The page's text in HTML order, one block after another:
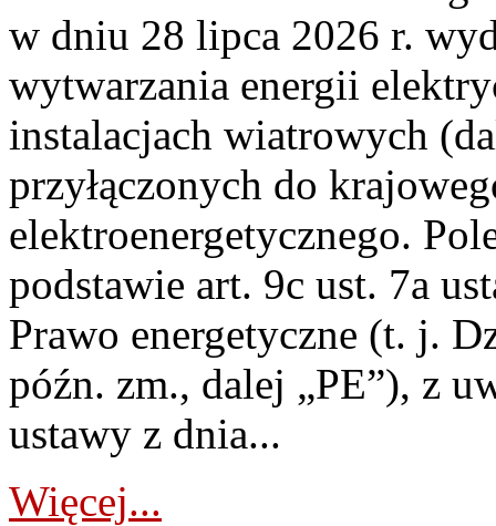
w dniu 28 lipca 2026 r.
wytwarzania energii
instalacjach wiatrowych
przyłączonych do
elektroenergetycznego.
podstawie art. 9c ust. 7a
Prawo energetyczne (t. j.
późn. zm., dalej „PE”), z
ustawy z dnia...
Więcej...